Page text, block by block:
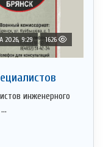
2026, 9:29 1626
инженерного